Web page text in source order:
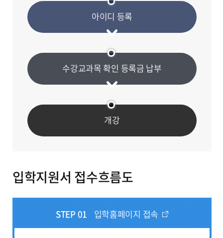
아이디 등록
수강교과목 확인 등록금 납부
개강
입학지원서 접수흐름도
STEP 01 입학홈페이지 접속